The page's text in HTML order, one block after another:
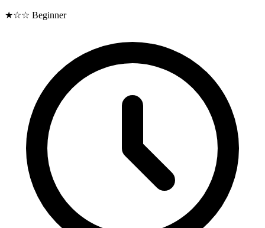
★☆☆ Beginner